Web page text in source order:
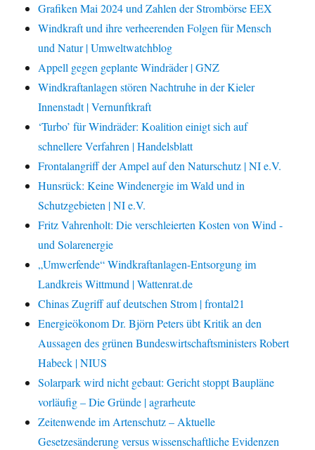
Grafiken Mai 2024 und Zahlen der Strombörse EEX
Windkraft und ihre verheerenden Folgen für Mensch
und Natur | Umweltwatchblog
Appell gegen geplante Windräder | GNZ
Windkraftanlagen stören Nachtruhe in der Kieler
Innenstadt | Vernunftkraft
‘Turbo’ für Windräder: Koalition einigt sich auf
schnellere Verfahren | Handelsblatt
Frontalangriff der Ampel auf den Naturschutz | NI e.V.
Hunsrück: Keine Windenergie im Wald und in
Schutzgebieten | NI e.V.
Fritz Vahrenholt: Die verschleierten Kosten von Wind -
und Solarenergie
„Umwerfende“ Windkraftanlagen-Entsorgung im
Landkreis Wittmund | Wattenrat.de
Chinas Zugriff auf deutschen Strom | frontal21
Energieökonom Dr. Björn Peters übt Kritik an den
Aussagen des grünen Bundeswirtschaftsministers Robert
Habeck | NIUS
Solarpark wird nicht gebaut: Gericht stoppt Baupläne
vorläufig – Die Gründe | agrarheute
Zeitenwende im Artenschutz – Aktuelle
Gesetzesänderung versus wissenschaftliche Evidenzen